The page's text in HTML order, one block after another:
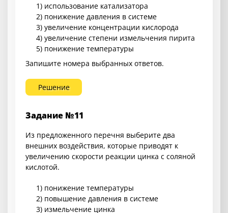
1) использование катализатора
2) понижение давления в системе
3) увеличение концентрации кислорода
4) увеличение степени измельчения пирита
5) понижение температуры
Запишите номера выбранных ответов.
Решение
Задание №11
Из предложенного перечня выберите два
внешних воздействия, которые приводят к
увеличению скорости реакции цинка с соляной
кислотой.
1) понижение температуры
2) повышение давления в системе
3) измельчение цинка